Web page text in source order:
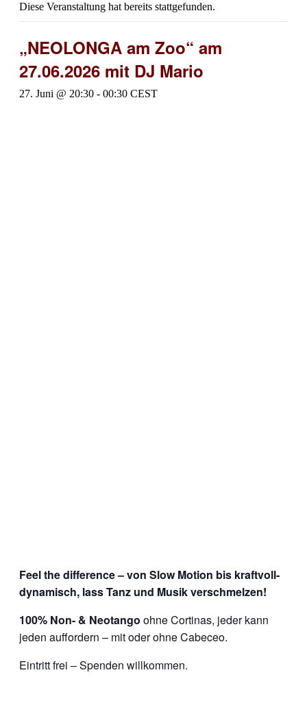
Diese Veranstaltung hat bereits stattgefunden.
„NEOLONGA am Zoo“ am
27.06.2026 mit DJ Mario
27. Juni @ 20:30 - 00:30 CEST
Feel the difference – von Slow Motion bis kraftvoll-
dynamisch, lass Tanz und Musik verschmelzen!
100% Non- & Neotango ohne Cortinas, jeder kann
jeden auffordern – mit oder ohne Cabeceo.
Eintritt frei – Spenden willkommen.